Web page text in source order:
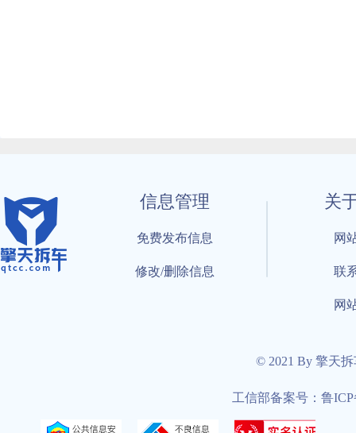
信息管理
免费发布信息
修改/删除信息
关
网
联
网
© 2021 By 擎天
工信部备案号：鲁